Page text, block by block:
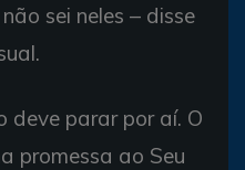
sei neles – disse
deve parar por aí. O
promessa ao Seu